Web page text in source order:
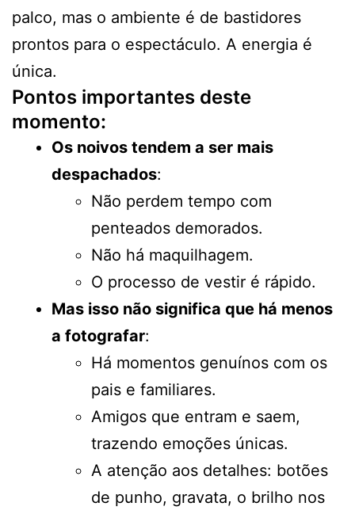
palco, mas o ambiente é de bastidores
prontos para o espectáculo. A energia é
única.
Pontos importantes deste
momento:
Os noivos tendem a ser mais
despachados:
Não perdem tempo com
penteados demorados.
Não há maquilhagem.
O processo de vestir é rápido.
Mas isso não significa que há menos
a fotografar:
Há momentos genuínos com os
pais e familiares.
Amigos que entram e saem,
trazendo emoções únicas.
A atenção aos detalhes: botões
de punho, gravata, o brilho nos